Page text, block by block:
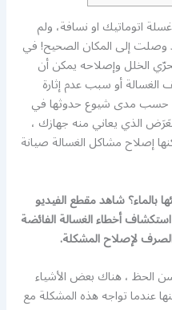
اتوماتيك او نسافة، ولم
وصلت إلى المكان الصحيح! في
الخلل وإصلاحه يمكن أن
أو سبب عدم إثارة
، حسب مدى شيوع حدوثها في
الذي يعاني منه جهازك ،
إصلاح مشاكل الغسالة صيانة
شاهد مقطع الفيديو
أخطاء الغسالة الفائضة
لإصلاح المشكلة.
الحظ ، هناك بعض الأشياء
عندما تواجه هذه المشكلة مع